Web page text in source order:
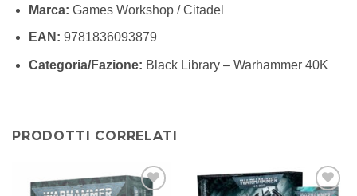
Marca: Games Workshop / Citadel
EAN: 9781836093879
Categoria/Fazione: Black Library – Warhammer 40K
PRODOTTI CORRELATI